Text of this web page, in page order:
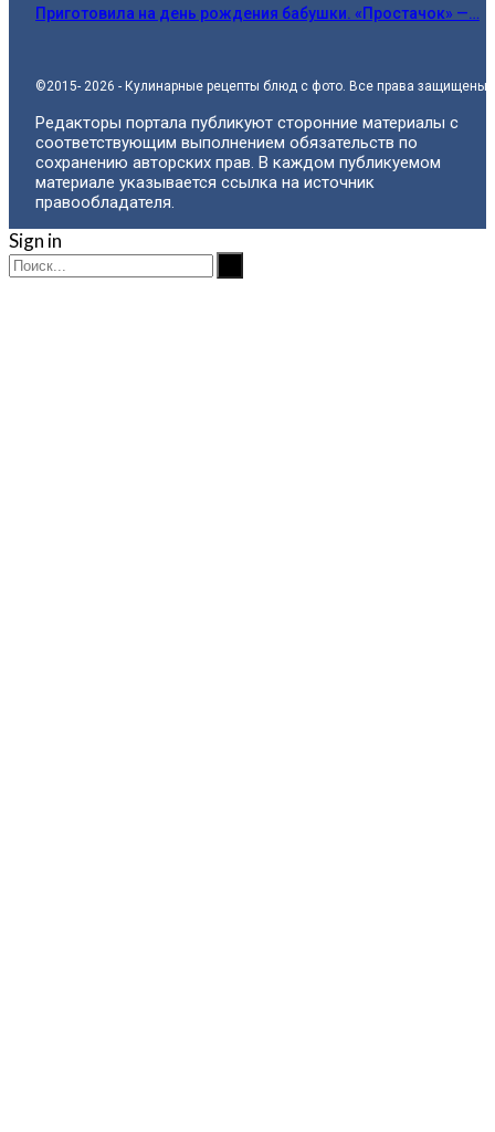
Приготовила на день рождения бабушки. «Простачок» —…
©2015- 2026 - Кулинарные рецепты блюд с фото. Все права защищены.
Редакторы портала публикуют сторонние материалы с
соответствующим выполнением обязательств по
сохранению авторских прав. В каждом публикуемом
материале указывается ссылка на источник
правообладателя.
Sign in